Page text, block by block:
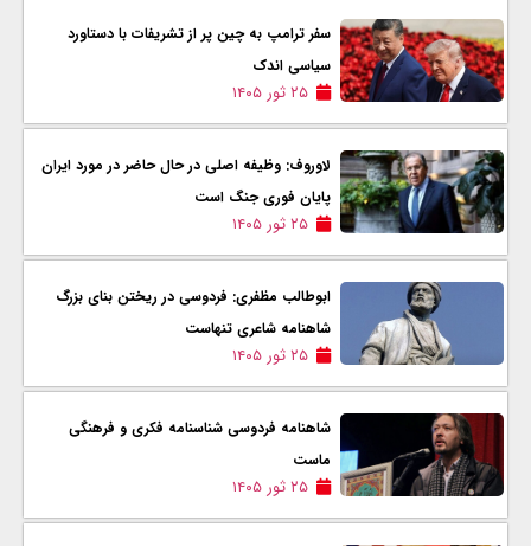
سفر ترامپ به چین پر از تشریفات با دستاورد
سیاسی اندک
۲۵ ثور ۱۴۰۵
لاوروف: وظیفه اصلی در حال حاضر در مورد ایران
پایان فوری جنگ است
۲۵ ثور ۱۴۰۵
ابوطالب مظفری: فردوسی در ریختن بنای بزرگ
شاهنامه شاعری تنهاست
۲۵ ثور ۱۴۰۵
شاهنامه فردوسی شناسنامه فکری و فرهنگی
ماست
۲۵ ثور ۱۴۰۵